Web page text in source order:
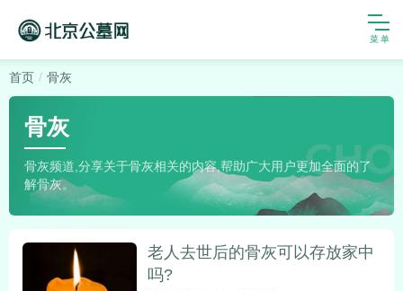
首页 骨灰
骨灰
骨灰频道,分享关于骨灰相关的内容,帮助广大用户更加全面的了
解骨灰。
老人去世后的骨灰可以存放家中
吗?